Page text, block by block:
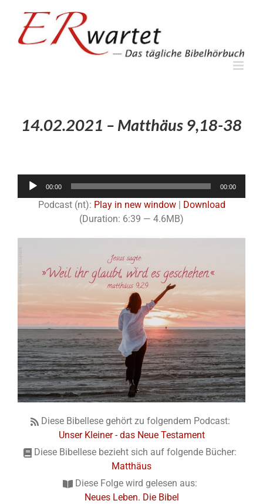
springen
14.02.2021 – Matthäus 9,18-38
00:00 00:00
Podcast (nt): Play in new window| Download
(Duration: 6:39 — 4.6MB)
Diese Bibellese gehört zu folgendem Podcast:
Unser Kleiner - das Neue Testament
Diese Bibellese bezieht sich auf folgende Bücher:
Matthäus
Diese Folge wird gelesen aus:
Neues Leben. Die Bibel